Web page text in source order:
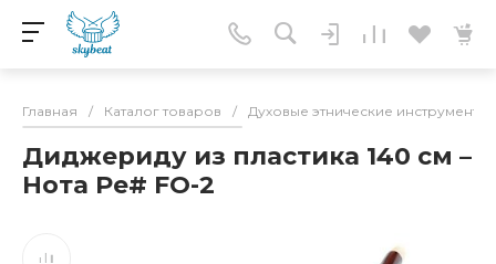
Главная / Каталог товаров / Духовые этнические инструменты
Диджериду из пластика 140 см –
Нота Ре# FO-2